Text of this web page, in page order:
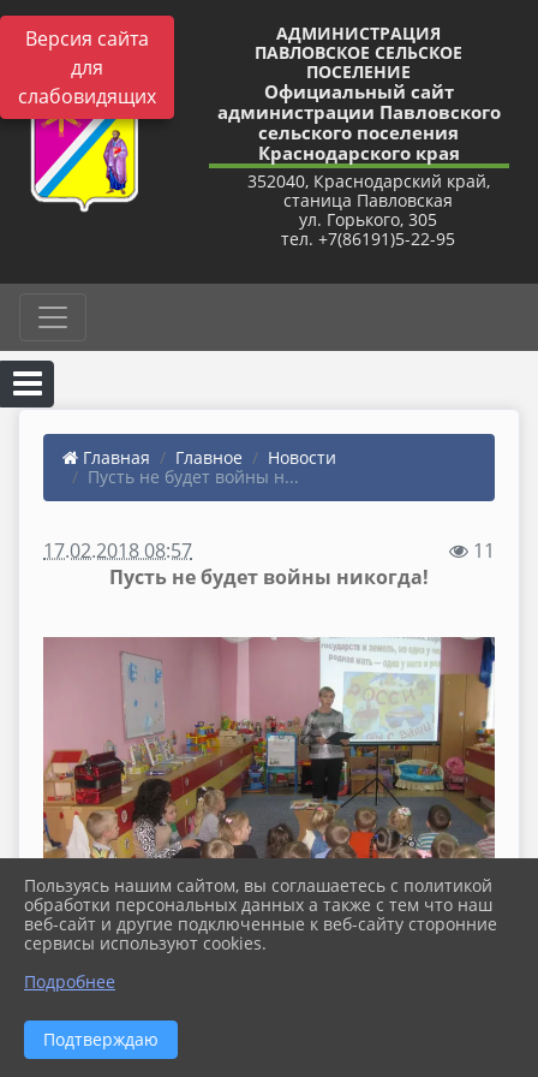
Версия сайта
для
слабовидящих
АДМИНИСТРАЦИЯ
ПАВЛОВСКОЕ СЕЛЬСКОЕ
ПОСЕЛЕНИЕ
Официальный сайт
администрации Павловского
сельского поселения
Краснодарского края
352040, Краснодарский край,
станица Павловская
ул. Горького, 305
тел. +7(86191)5-22-95
Главная Главное
Новости
Пусть не будет войны н...
17.02.2018 08:57
11
Пусть не будет войны никогда!
Пользуясь нашим сайтом, вы соглашаетесь с политикой
обработки персональных данных а также с тем что наш
веб-сайт и другие подключенные к веб-сайту сторонние
сервисы используют cookies.
Подробнее
Подтверждаю